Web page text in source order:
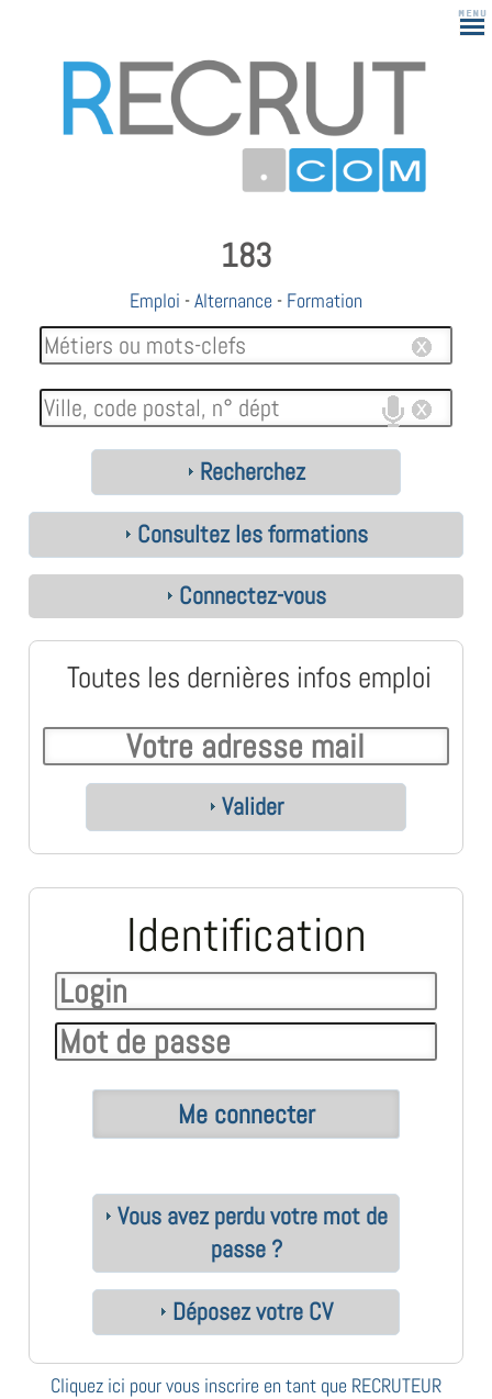
183
Emploi -Alternance - Formation
Recherchez
Consultez les formations
Connectez-vous
Toutes les dernières infos emploi
Valider
Identification
Vous avez perdu votre mot de
passe ?
Déposez votre CV
Cliquez ici pour vous inscrire en tant que RECRUTEUR